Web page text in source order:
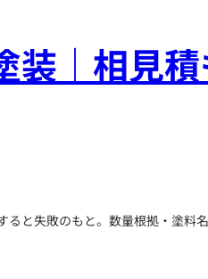
装｜相見
と失敗のもと。数量根拠・塗